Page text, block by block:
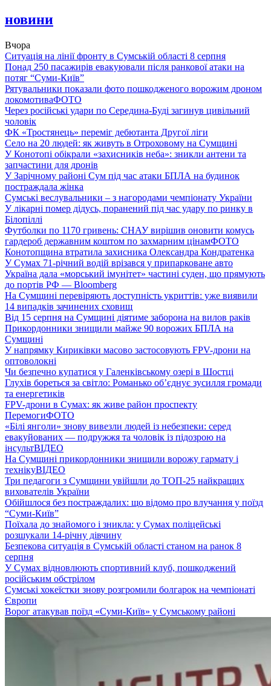
новини
Вчора
Ситуація на лінії фронту в Сумській області 8 серпня
Понад 250 пасажирів евакуювали після ранкової атаки на
потяг “Суми-Київ”
Рятувальники показали фото пошкодженого ворожим дроном
локомотиваФОТО
Через російські удари по Середина-Буді загинув цивільний
чоловік
ФК «Тростянець» переміг дебютанта Другої ліги
Село на 20 людей: як живуть в Отроховому на Сумщині
У Конотопі обікрали «захисників неба»: зникли антени та
запчастини для дронів
У Зарічному районі Сум під час атаки БПЛА на будинок
постраждала жінка
Сумські веслувальники – з нагородами чемпіонату України
У лікарні помер дідусь, поранений під час удару по ринку в
Білопіллі
Футболки по 1170 гривень: СНАУ вирішив оновити комусь
гардероб державним коштом по захмарним цінамФОТО
Конотопщина втратила захисника Олександра Кондратенка
У Сумах 71-річний водій врізався у припарковане авто
Україна дала «морський імунітет» частині суден, що прямують
до портів РФ — Bloomberg
На Сумщині перевіряють доступність укриттів: уже виявили
14 випадків зачинених сховищ
Від 15 серпня на Сумщині діятиме заборона на вилов раків
Прикордонники знищили майже 90 ворожих БПЛА на
Сумщині
У напрямку Кириківки масово застосовують FPV-дрони на
оптоволокні
Чи безпечно купатися у Галенківському озері в Шостці
Глухів бореться за світло: Романько об’єднує зусилля громади
та енергетиків
FPV-дрони в Сумах: як живе район проспекту
ПеремогиФОТО
«Білі янголи» знову вивезли людей із небезпеки: серед
евакуйованих — подружжя та чоловік із підозрою на
інсультВІДЕО
На Сумщині прикордонники знищили ворожу гармату і
технікуВІДЕО
Три педагоги з Сумщини увійшли до ТОП-25 найкращих
вихователів України
Обійшлося без постраждалих: що відомо про влучання у поїзд
“Суми-Київ”
Поїхала до знайомого і зникла: у Сумах поліцейські
розшукали 14-річну дівчину
Безпекова ситуація в Сумській області станом на ранок 8
серпня
У Сумах відновлюють спортивний клуб, пошкоджений
російським обстрілом
Сумські хокеїстки знову розгромили болгарок на чемпіонаті
Європи
Ворог атакував поїзд «Суми-Київ» у Сумському районі